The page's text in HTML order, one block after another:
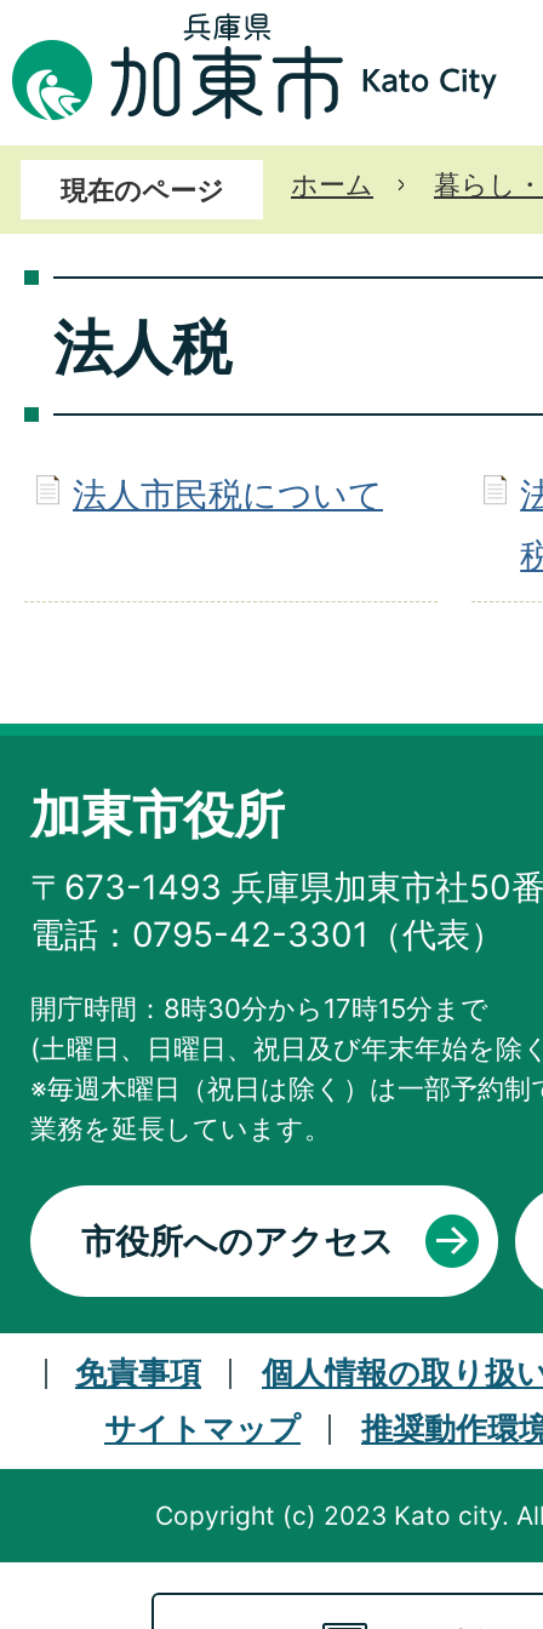
現在のページ ホーム 暮らし
法人税
法人市民税について
加東市役所
〒673-1493 兵庫県加東市社50
電話：0795-42-3301（代表）
開庁時間：8時30分から17時15分まで
(土曜日、日曜日、祝日及び年末年始を除
※毎週木曜日（祝日は除く）は一部予約
業務を延長しています。
市役所へのアクセス
免責事項
個人情報の取り扱
サイトマップ
推奨動作環
Copyright (c) 2023 Kato city.